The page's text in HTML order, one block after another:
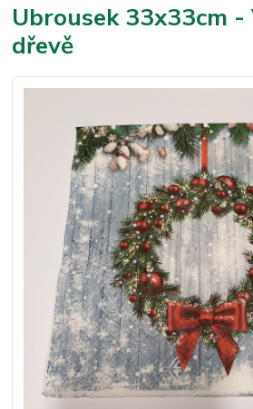
Ubrousek 33x33cm -
dřevě